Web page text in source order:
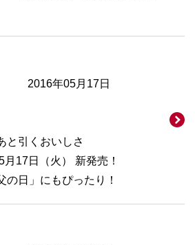
2016年05月17日
と引くおいしさ
月17日（火） 新発売！
の日」にもぴったり！